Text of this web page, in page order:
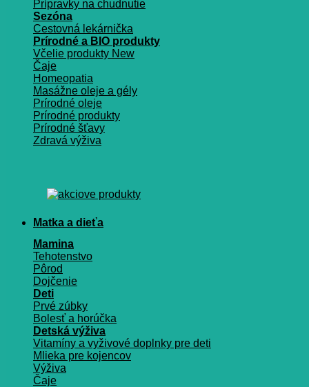
Prípravky na chudnutie
Sezóna
Cestovná lekárnička
Prírodné a BIO produkty
Včelie produkty
Čaje
Homeopatia
Masážne oleje a gély
Prírodné oleje
Prírodné produkty
Prírodné šťavy
Zdravá výživa
Matka a dieťa
Mamina
Tehotenstvo
Pôrod
Dojčenie
Deti
Prvé zúbky
Bolesť a horúčka
Detská výživa
Vitamíny a vyživové doplnky pre deti
Mlieka pre kojencov
Výživa
Čaje